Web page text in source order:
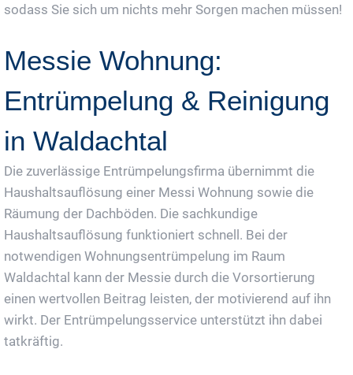
sodass Sie sich um nichts mehr Sorgen machen müssen!
Messie Wohnung:
Entrümpelung & Reinigung
in Waldachtal
Die zuverlässige Entrümpelungsfirma übernimmt die
Haushaltsauflösung einer Messi Wohnung sowie die
Räumung der Dachböden. Die sachkundige
Haushaltsauflösung funktioniert schnell. Bei der
notwendigen Wohnungsentrümpelung im Raum
Waldachtal kann der Messie durch die Vorsortierung
einen wertvollen Beitrag leisten, der motivierend auf ihn
wirkt. Der Entrümpelungsservice unterstützt ihn dabei
tatkräftig.